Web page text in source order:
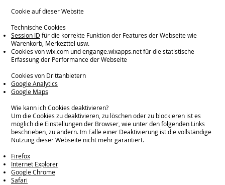
Cookie auf dieser Website
Technische Cookies
Session ID für die korrekte Funktion der Features der Webseite wie
Warenkorb, Merkezttel usw.
Cookies von wix.com und engange.wixapps.net für die statistische
Erfassung der Performance der Webseite
Cookies von Drittanbietern
Google Analytics
Google Maps
Wie kann ich Cookies deaktivieren?
Um die Cookies zu deaktivieren, zu löschen oder zu blockieren ist es
möglich die Einstellungen der Browser, wie unter den folgenden Links
beschrieben, zu ändern. Im Falle einer Deaktivierung ist die vollständige
Nutzung dieser Webseite nicht mehr garantiert.
Firefox
Internet Explorer
Google Chrome
Safari